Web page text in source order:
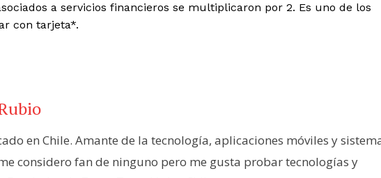
a servicios financieros se multiplicaron por 2. Es uno de los
con tarjeta*.
en Chile. Amante de la tecnología, aplicaciones móviles y
considero fan de ninguno pero me gusta probar tecnologías y